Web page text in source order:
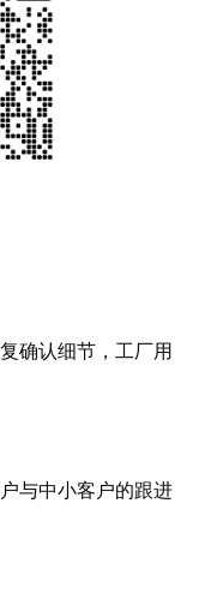
确认细节，工厂用
与中小客户的跟进